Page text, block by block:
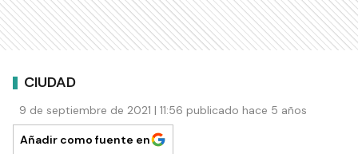
CIUDAD
9 de septiembre de 2021 | 11:56 publicado hace 5 años
Añadir como fuente en